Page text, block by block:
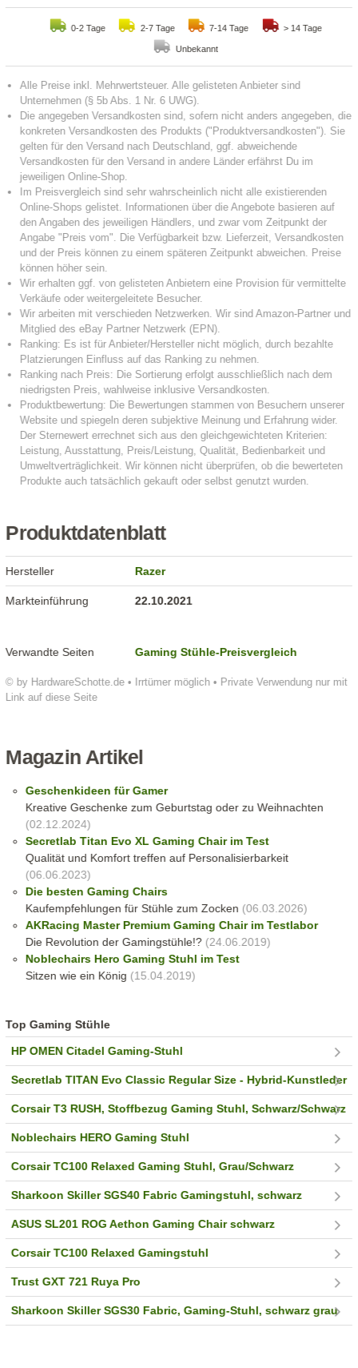
0-2 Tage 2-7 Tage 7-14 Tage > 14 Tage
Unbekannt
Produktdatenblatt
© by HardwareSchotte.de • Irrtümer möglich • Private Verwendung nur mit
Link auf diese Seite
Hersteller Razer
Markteinführung 22.10.2021
Verwandte Seiten Gaming Stühle-Preisvergleich
Magazin Artikel
Geschenkideen für Gamer
Kreative Geschenke zum Geburtstag oder zu Weihnachten
(02.12.2024)
Secretlab Titan Evo XL Gaming Chair im Test
Qualität und Komfort treffen auf Personalisierbarkeit
(06.06.2023)
Die besten Gaming Chairs
Kaufempfehlungen für Stühle zum Zocken (06.03.2026)
AKRacing Master Premium Gaming Chair im Testlabor
Die Revolution der Gamingstühle!?(24.06.2019)
Noblechairs Hero Gaming Stuhl im Test
Sitzen wie ein König (15.04.2019)
Top Gaming Stühle
HP OMEN Citadel Gaming-Stuhl
Secretlab TITAN Evo Classic Regular Size - Hybrid-Kunstleder
Corsair T3 RUSH, Stoffbezug Gaming Stuhl, Schwarz/Schwarz
Noblechairs HERO Gaming Stuhl
Corsair TC100 Relaxed Gaming Stuhl, Grau/Schwarz
Sharkoon Skiller SGS40 Fabric Gamingstuhl, schwarz
ASUS SL201 ROG Aethon Gaming Chair schwarz
Corsair TC100 Relaxed Gamingstuhl
Trust GXT 721 Ruya Pro
Sharkoon Skiller SGS30 Fabric, Gaming-Stuhl, schwarz grau